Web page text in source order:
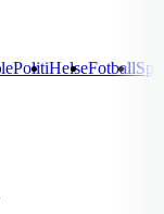
PolitiHelseFotball